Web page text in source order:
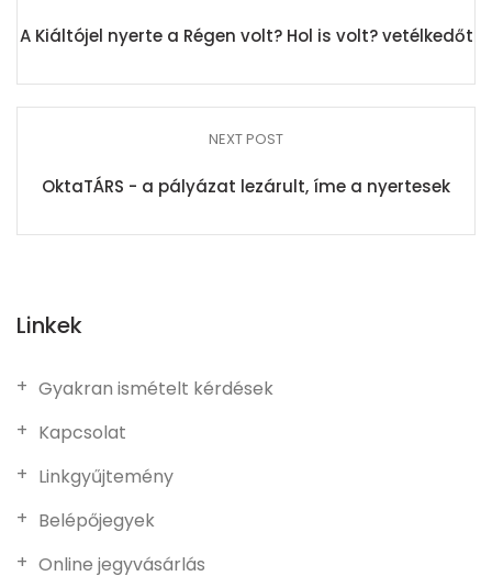
A Kiáltójel nyerte a Régen volt? Hol is volt? vetélkedőt
NEXT POST
OktaTÁRS - a pályázat lezárult, íme a nyertesek
Linkek
Gyakran ismételt kérdések
Kapcsolat
Linkgyűjtemény
Belépőjegyek
Online jegyvásárlás